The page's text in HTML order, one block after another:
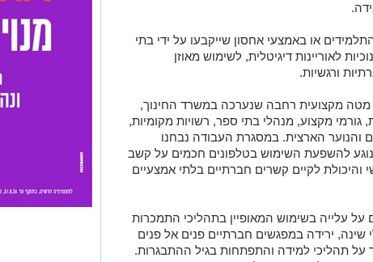
או באמצעי אחסון שייקבעו על ידי בתי
לאוריינות דיגיטלית, לשימוש מאוזן
ורגשיות.
מטה מקצועית רחבה שנערכה במשרד החינוך,
מקצוע, מנהלי בתי ספר, רשויות מקומיות,
והנוער הארצית. במסגרת העבודה נבחנו
להשפעת השימוש בטלפונים חכמים על קשב
והיכולת לקיים קשרים חברתיים בלתי אמצעיים
על עלייה בשימוש המאופיין בתהליכי התמכרות
ירידה במפגשים חברתיים פנים אל פנים
תהליכי למידה והתפתחות בגיל ההתבגרות.